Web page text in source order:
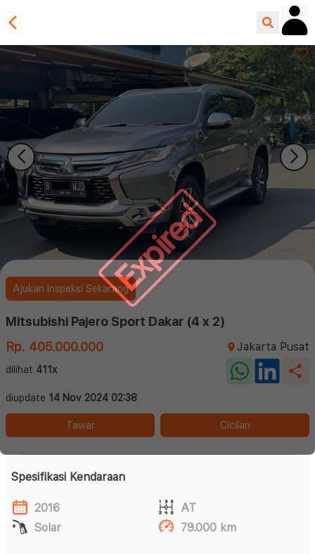
Expired
Ajukan Inspeksi Sekarang
Mitsubishi Pajero Sport Dakar (4 x 2)
Rp. 405.000.000
Jakarta Pusat
dilihat 411x
diupdate 14 Nov 2024 02:38
Tawar Cicilan
Spesifikasi Kendaraan
2016
AT
Solar
79.000 km